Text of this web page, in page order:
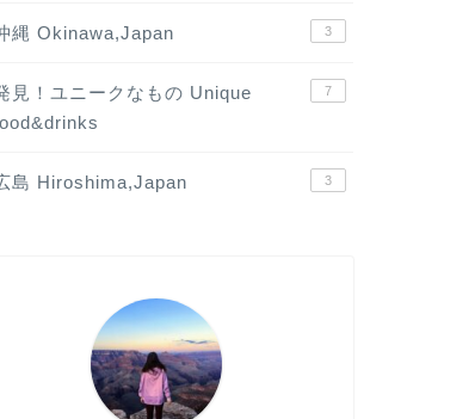
縄 Okinawa,Japan 3
見！ユニークなもの Unique
7
島 Hiroshima,Japan 3